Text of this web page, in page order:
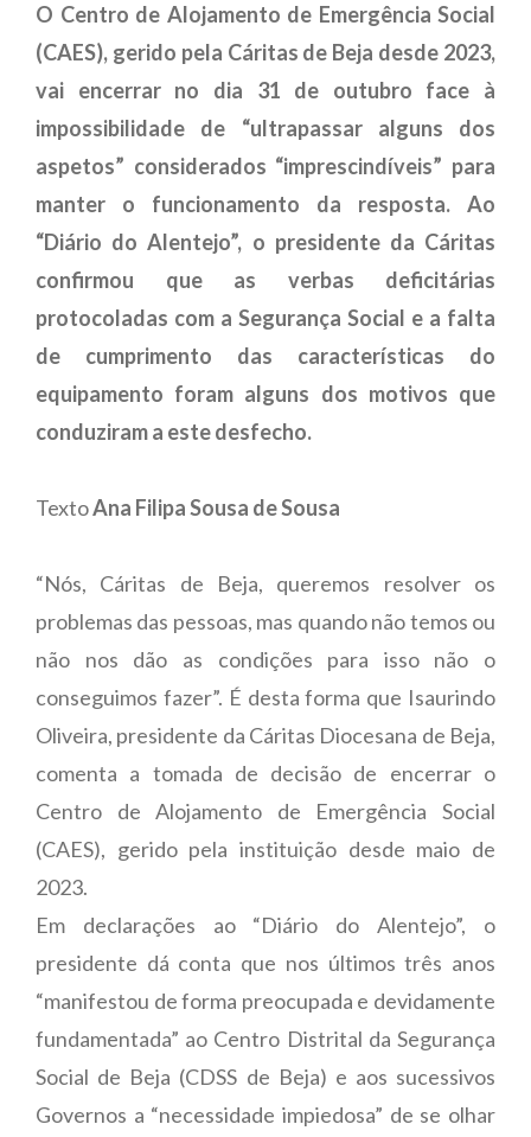
O Centro de Alojamento de Emergência Social
(CAES), gerido pela Cáritas de Beja desde 2023,
vai encerrar no dia 31 de outubro face à
impossibilidade de “ultrapassar alguns dos
aspetos” considerados “imprescindíveis” para
manter o funcionamento da resposta. Ao
“Diário do Alentejo”, o presidente da Cáritas
confirmou que as verbas deficitárias
protocoladas com a Segurança Social e a falta
de cumprimento das características do
equipamento foram alguns dos motivos que
conduziram a este desfecho.
TextoAna Filipa Sousa de Sousa
“Nós, Cáritas de Beja, queremos resolver os
problemas das pessoas, mas quando não temos ou
não nos dão as condições para isso não o
conseguimos fazer”. É desta forma que Isaurindo
Oliveira, presidente da Cáritas Diocesana de Beja,
comenta a tomada de decisão de encerrar o
Centro de Alojamento de Emergência Social
(CAES), gerido pela instituição desde maio de
2023.
Em declarações ao “Diário do Alentejo”, o
presidente dá conta que nos últimos três anos
“manifestou de forma preocupada e devidamente
fundamentada” ao Centro Distrital da Segurança
Social de Beja (CDSS de Beja) e aos sucessivos
Governos a “necessidade impiedosa” de se olhar